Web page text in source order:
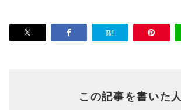
この記事を書いた人